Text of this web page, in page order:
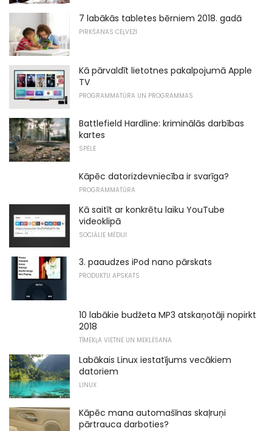
7 labākās tabletes bērniem 2018. gadā
PIRKŠANAS CEĻVEŽI
Kā pārvaldīt lietotnes pakalpojumā Apple
TV
PROGRAMMATŪRA UN PROGRAMMAS
Battlefield Hardline: kriminālās darbības
kartes
SPĒLE
Kāpēc datorizdevniecība ir svarīga?
PROGRAMMATŪRA
Kā saitīt ar konkrētu laiku YouTube
videoklipā
SOCIĀLIE MĒDIJI
3. paaudzes iPod nano pārskats
PRODUKTU APSKATS
10 labākie budžeta MP3 atskaņotāji nopirkt
2018
TĪMEKĻA VIETNE UN MEKLĒŠANA
Labākais Linux iestatījums vecākiem
datoriem
LINUX
Kāpēc mana automašīnas skaļruņi
pārtrauca darboties?